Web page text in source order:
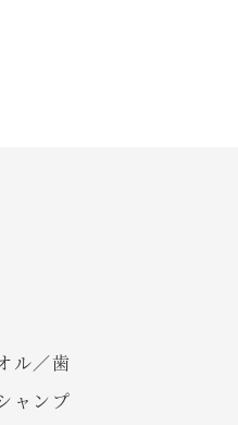
ル／歯
ャンプ